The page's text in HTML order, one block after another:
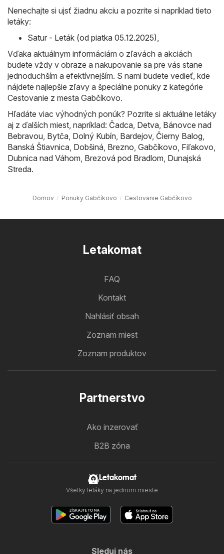
Nenechajte si ujsť žiadnu akciu a pozrite si napríklad tieto
letáky:
Satur - Leták (od piatka 05.12.2025)
Vďaka aktuálnym informáciám o zľavách a akciách
budete vždy v obraze a nakupovanie sa pre vás stane
jednoduchším a efektívnejším. S nami budete vedieť, kde
nájdete najlepšie zľavy a špeciálne ponuky z kategórie
Cestovanie z mesta Gabčíkovo.
Hľadáte viac výhodných ponúk? Pozrite si aktuálne letáky
aj z ďalších miest, napríklad: Čadca Detva Bánovce nad
Bebravou Bytča Dolný Kubín Bardejov, Čierny Balog
Banská Štiavnica Dobšiná Brezno Gabčíkovo Fiľakovo
Dubnica nad Váhom Brezová pod Bradlom Dunajská
Streda.
Domov Ponuky Gabčíkovo Cestovanie Gabčíkovo
Letakomat
FAQ
Kontakt
Nahlásiť obsah
Zoznam miest
Zoznam produktov
Partnerstvo
Ako inzerovať
B2B zóna
Letakomat
Všetky letáky na jednom mieste
Sleduj nás